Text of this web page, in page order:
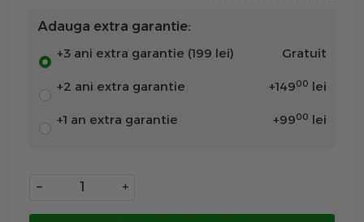
Adauga extra garantie:
+3 ani extra garantie (199 lei)
Gratuit
+2 ani extra garantie +14900 lei
+1 an extra garantie +9900 lei
− +